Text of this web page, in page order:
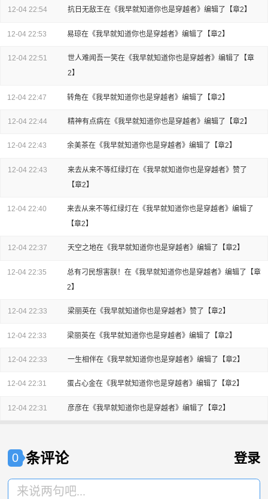
12-04 22:54 抗日无敌王在《我早就知道你也是穿越者》编辑了【章2】
12-04 22:53 易琼在《我早就知道你也是穿越者》编辑了【章2】
12-04 22:51
世人难闻吾一笑在《我早就知道你也是穿越者》编辑了【章
2】
12-04 22:47 转角在《我早就知道你也是穿越者》编辑了【章2】
12-04 22:44 精神有点病在《我早就知道你也是穿越者》编辑了【章2】
12-04 22:43 余美茶在《我早就知道你也是穿越者》编辑了【章2】
12-04 22:43
来去从来不等红绿灯在《我早就知道你也是穿越者》赞了
【章2】
12-04 22:40
来去从来不等红绿灯在《我早就知道你也是穿越者》编辑了
【章2】
12-04 22:37 天空之地在《我早就知道你也是穿越者》编辑了【章2】
12-04 22:35
总有刁民想害朕！在《我早就知道你也是穿越者》编辑了【章
2】
12-04 22:33 梁丽英在《我早就知道你也是穿越者》赞了【章2】
12-04 22:33 梁丽英在《我早就知道你也是穿越者》编辑了【章2】
12-04 22:33 一生相伴在《我早就知道你也是穿越者》编辑了【章2】
12-04 22:31 蛋占心金在《我早就知道你也是穿越者》编辑了【章2】
12-04 22:31 彦彦在《我早就知道你也是穿越者》编辑了【章2】
0 条评论 登录
来说两句吧...